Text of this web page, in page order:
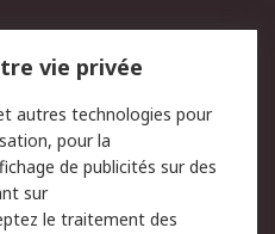
2.500 marques
Support technique
vie privée
autres technologies pour
pour la
de publicités sur des
sur
le traitement des